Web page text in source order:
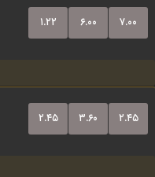
۱.۲۲ ۶.۰۰ ۷.۰۰
۲.۴۵ ۳.۶۰ ۲.۴۵